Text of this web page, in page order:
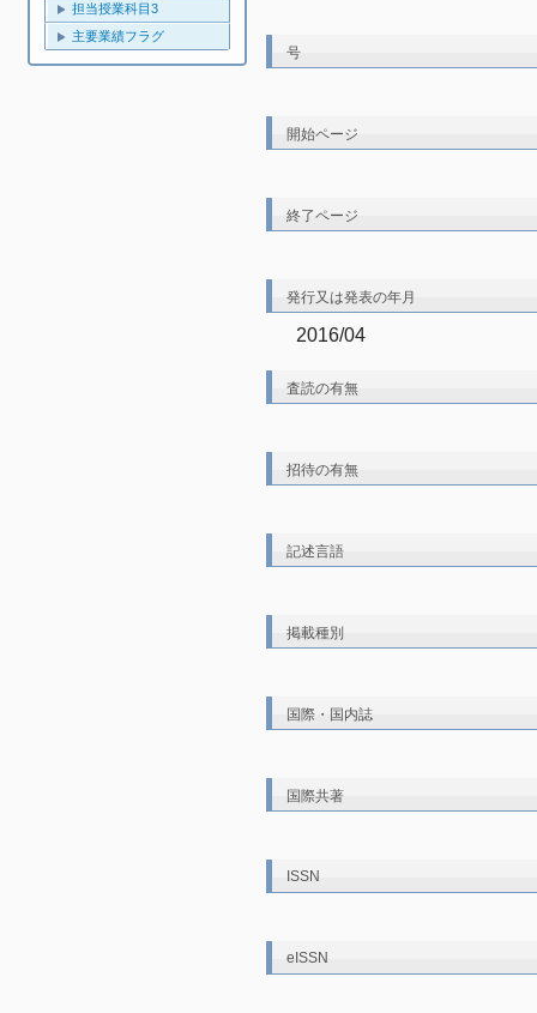
担当授業科目3
主要業績フラグ
号
開始ページ
終了ページ
発行又は発表の年月
2016/04
査読の有無
招待の有無
記述言語
掲載種別
国際・国内誌
国際共著
ISSN
eISSN